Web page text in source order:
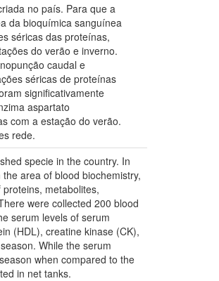
no país. Para que a
da bioquímica sanguínea
séricas das proteínas,
do verão e inverno.
caudal e
séricas de proteínas
significativamente
aspartato
com a estação do verão.
rede.
specie in the country. In
area of blood biochemistry,
metabolites,
were collected 200 blood
serum levels of serum
(HDL), creatine kinase (CK),
While the serum
when compared to the
in net tanks.